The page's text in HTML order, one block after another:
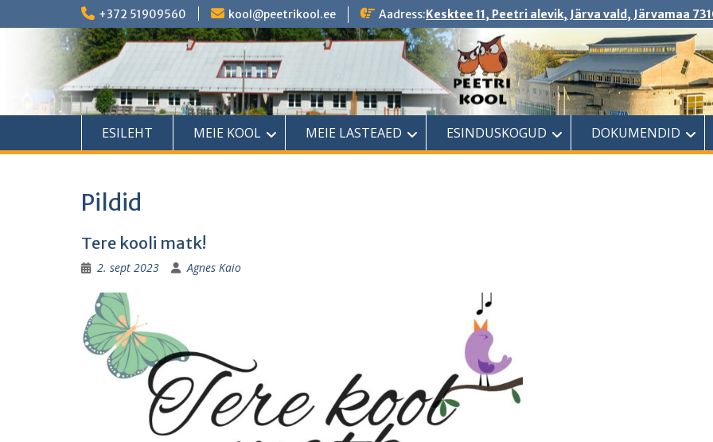
to
+372 51909560 kool@peetrikool.ee Aadress:Kesktee 11, Peetri alevik, Järva vald, Järvamaa
ESILEHT MEIE KOOL MEIE LASTEAED ESINDUSKOGUD DOKUMENDID
Pildid
Tere kooli matk!
2. sept 2023 Agnes Kaio